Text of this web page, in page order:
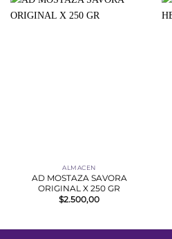
ALMACEN
AD MOSTAZA SAVORA
ORIGINAL X 250 GR
$2.500,00